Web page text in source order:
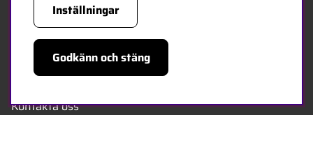
MINICARS.SE
Svenska
Kontakta oss
Inställningar
Godkänn och stäng